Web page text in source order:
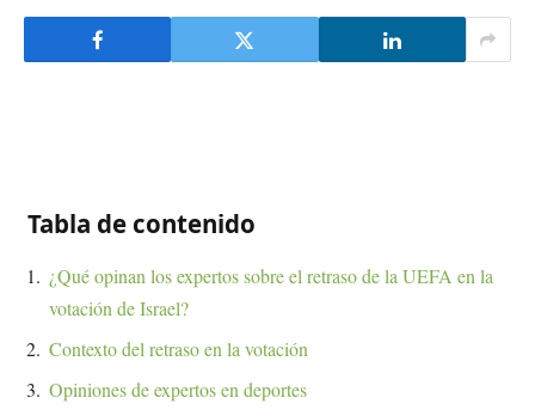
Tabla de contenido
¿Qué opinan los expertos sobre el retraso de la UEFA en la
votación de Israel?
Contexto del retraso en la votación
Opiniones de expertos en deportes